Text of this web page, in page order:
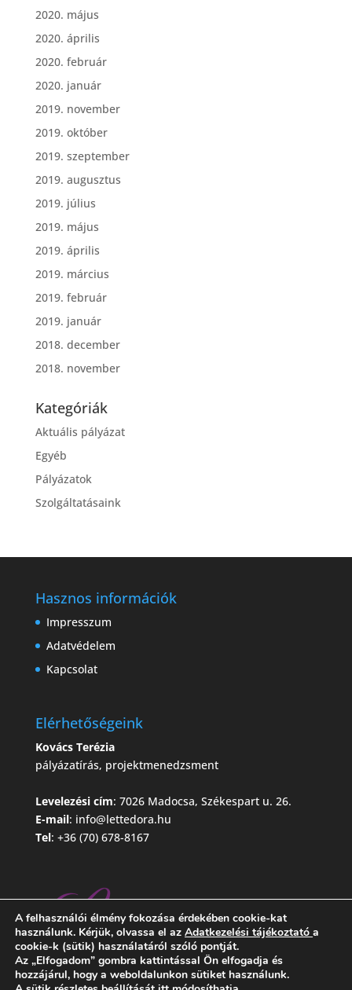
2020. május
2020. április
2020. február
2020. január
2019. november
2019. október
2019. szeptember
2019. augusztus
2019. július
2019. május
2019. április
2019. március
2019. február
2019. január
2018. december
2018. november
Kategóriák
Aktuális pályázat
Egyéb
Pályázatok
Szolgáltatásaink
Hasznos információk
Impresszum
Adatvédelem
Kapcsolat
Elérhetőségeink
Kovács Terézia
pályázatírás, projektmenedzsment
Levelezési cím: 7026 Madocsa, Székespart u. 26.
E-mail: info@lettedora.hu
Tel: +36 (70) 678-8167
A felhasználói élmény fokozása érdekében cookie-kat
használunk. Kérjük, olvassa el az Adatkezelési tájékoztató a
cookie-k (sütik) használatáról szóló pontját.
Az „Elfogadom” gombra kattintással Ön elfogadja és
hozzájárul, hogy a weboldalunkon sütiket használunk.